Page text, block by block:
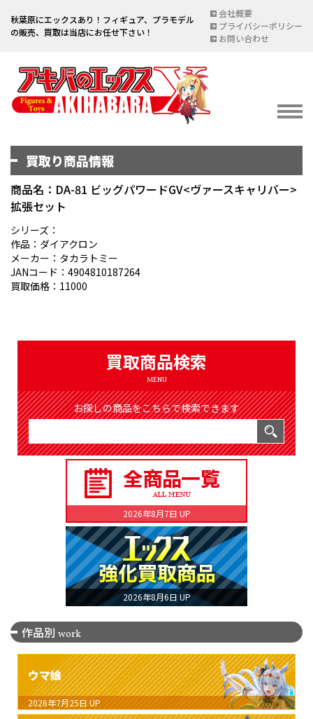
秋葉原にエックスあり！フィギュア、プラモデル
の販売、買取は当店にお任せ下さい！
会社概要
プライバシーポリシー
お問い合わせ
イベント情報
宅配買取のご案内
DELIVERY PURCHASE
買取お申し込み
ASSESSMENT
買取り商品情報
商品名：DA-81 ビッグパワードGV<ヴァースキャリバー>
拡張セット
シリーズ：
作品：ダイアクロン
メーカー：タカラトミー
JANコード：4904810187264
買取価格：11000
買取商品検索
MENU
お探しの商品をこちらで検索できます
2026年8月7日 UP
2026年8月6日 UP
作品別 work
ウマ娘
2026年7月25日 UP